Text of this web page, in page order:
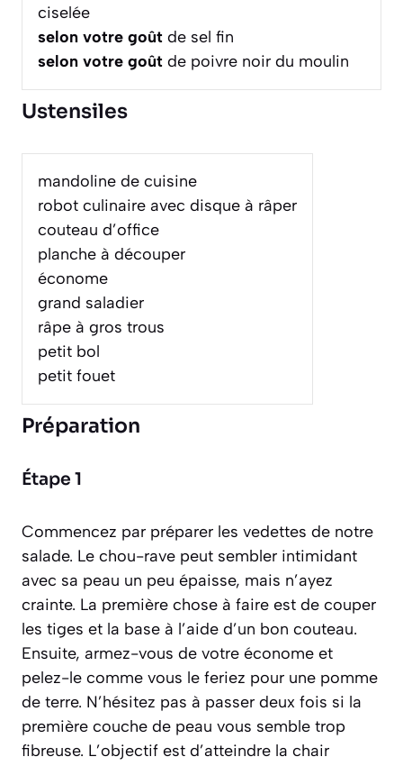
ciselée
selon votre goût de sel fin
selon votre goût de poivre noir du moulin
Ustensiles
mandoline de cuisine
robot culinaire avec disque à râper
couteau d’office
planche à découper
économe
grand saladier
râpe à gros trous
petit bol
petit fouet
Préparation
Étape 1
Commencez par préparer les vedettes de notre
salade. Le chou-rave peut sembler intimidant
avec sa peau un peu épaisse, mais n’ayez
crainte. La première chose à faire est de couper
les tiges et la base à l’aide d’un bon couteau.
Ensuite, armez-vous de votre économe et
pelez-le comme vous le feriez pour une pomme
de terre. N’hésitez pas à passer deux fois si la
première couche de peau vous semble trop
fibreuse. L’objectif est d’atteindre la chair